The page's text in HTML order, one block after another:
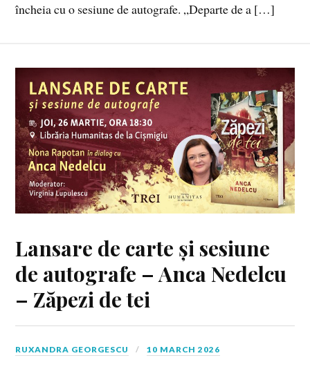
încheia cu o sesiune de autografe. „Departe de a […]
Lansare de carte și sesiune
de autografe – Anca Nedelcu
– Zăpezi de tei
RUXANDRA GEORGESCU 10 MARCH 2026